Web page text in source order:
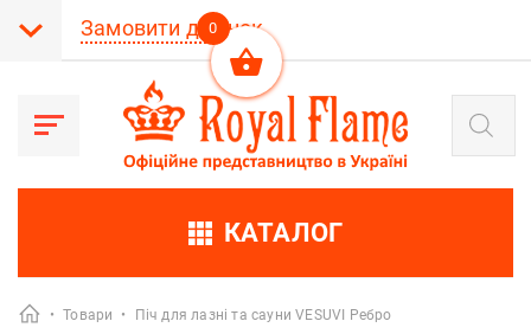
Замовити дзвінок
Пошук
товарів
КАТАЛОГ
• Товари • Піч для лазні та сауни VESUVI Ребро
0